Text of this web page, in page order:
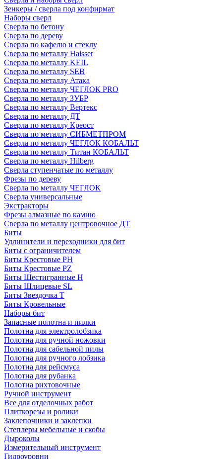
Зенкеры / сверла под конфирмат
Наборы сверл
Сверла по бетону
Сверла по дереву
Сверла по кафелю и стеклу
Сверла по металлу Haisser
Сверла по металлу KEIL
Сверла по металлу SEB
Сверла по металлу Атака
Сверла по металлу ЧЕГЛОК PRO
Сверла по металлу ЗУБР
Сверла по металлу Вертекс
Сверла по металлу ДТ
Сверла по металлу Креост
Сверла по металлу СИБМЕТПРОМ
Сверла по металлу ЧЕГЛОК КОБАЛЬТ
Сверла по металлу Титан КОБАЛЬТ
Сверла по металлу Hilberg
Сверла ступенчатые по металлу
Фрезы по дереву
Сверла по металлу ЧЕГЛОК
Сверла универсальные
Экстракторы
Фрезы алмазные по камню
Сверла по металлу центровочное ДТ
Биты
Удлинители и переходники для бит
Биты с ограничителем
Биты Крестовые PH
Биты Крестовые PZ
Биты Шестигранные H
Биты Шлицевые SL
Биты Звездочка T
Биты Кровельные
Наборы бит
Запасные полотна и пилки
Полотна для электролобзика
Полотна для ручной ножовки
Полотна для сабельной пилы
Полотна для ручного лобзика
Полотна для рейсмуса
Полотна для рубанка
Полотна рихтовочные
Ручной инструмент
Все для отделочных работ
Плиткорезы и ролики
Заклепочники и заклепки
Степлеры мебельные и скобы
Дыроколы
Измерительный инструмент
Гидроуровни